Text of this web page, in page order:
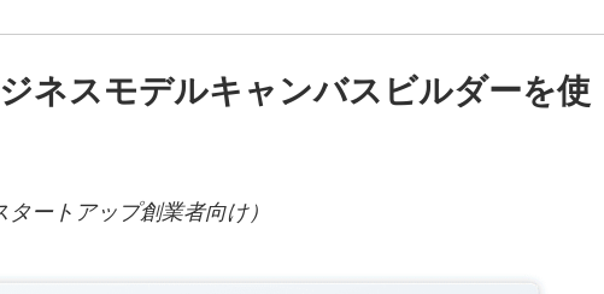
ネスモデルキャンバスビルダーを使
ートアップ創業者向け）